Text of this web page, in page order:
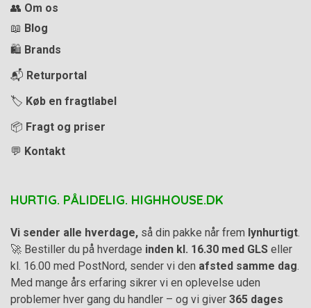
👥 Om os
📖 Blog
🛍️ Brands
📬 Returportal
🏷️ Køb en fragtlabel
📦 Fragt og priser
💬 Kontakt
HURTIG. PÅLIDELIG. HIGHHOUSE.DK
Vi sender alle hverdage, så din pakke når frem lynhurtigt
🚀 Bestiller du på hverdage inden kl. 16.30 med GLS eller
kl. 16.00 med PostNord, sender vi den afsted samme dag
Med mange års erfaring sikrer vi en oplevelse uden
problemer hver gang du handler – og vi giver 365 dages